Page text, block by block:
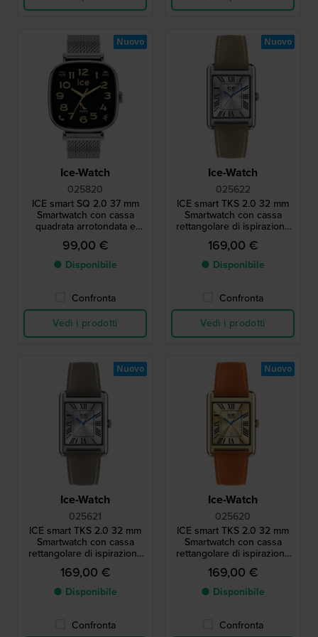
Ice-Watch
025820
ICE smart SQ 2.0 37 mm
Smartwatch con cassa
quadrata arrotondata e
touchscreen AMOLED
99,00 €
● Disponibile
Confronta
Vedi i prodotti
Nuovo
Ice-Watch
025622
ICE smart TKS 2.0 32 mm
Smartwatch con cassa
rettangolare di ispirazione
vintage e schermo
touchscreen Amoled da
1,41".
169,00 €
● Disponibile
Confronta
Vedi i prodotti
Nuovo
Ice-Watch
025621
ICE smart TKS 2.0 32 mm
Smartwatch con cassa
rettangolare di ispirazione
vintage e schermo
touchscreen Amoled da
1,41".
169,00 €
● Disponibile
Confronta
Nuovo
Ice-Watch
025620
ICE smart TKS 2.0 32 mm
Smartwatch con cassa
rettangolare di ispirazione
vintage e schermo
touchscreen Amoled da
1,41".
169,00 €
● Disponibile
Confronta
Nuovo